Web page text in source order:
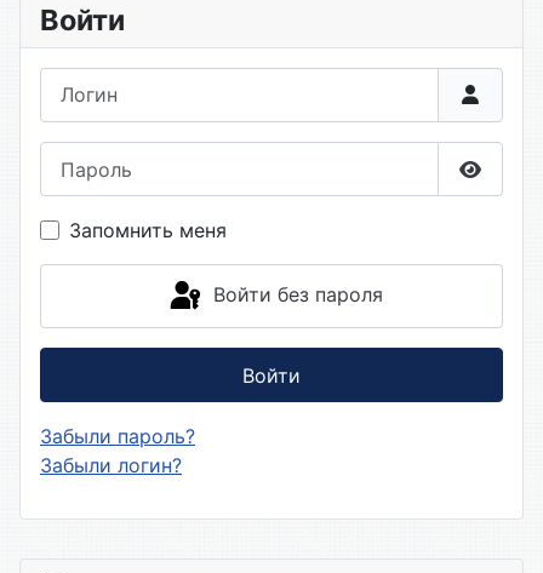
Войти
Запомнить меня
Войти без пароля
Войти
Забыли пароль?
Забыли логин?